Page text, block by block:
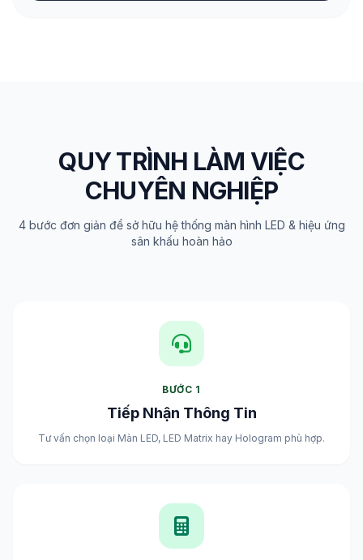
QUY TRÌNH LÀM VIỆC
CHUYÊN NGHIỆP
4 bước đơn giản để sở hữu hệ thống màn hình LED & hiệu ứng
sân khấu hoàn hảo
BƯỚC 1
Tiếp Nhận Thông Tin
Tư vấn chọn loại Màn LED, LED Matrix hay Hologram phù hợp.